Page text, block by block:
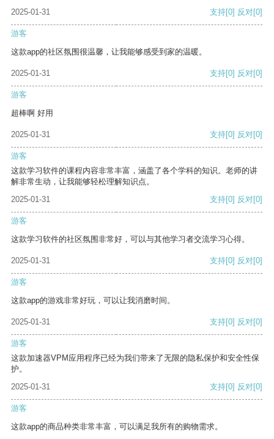
2025-01-31
支持[0] 反对[0]
游客
这款app的社区氛围很温馨，让我能够感受到家的温暖。
2025-01-31 支持[0] 反对[0]
游客
超棒啊 好用
2025-01-31 支持[0] 反对[0]
游客
这款学习软件的课程内容非常丰富，涵盖了各个学科的知识。老师的讲
解非常生动，让我能够轻松理解知识点。
2025-01-31
支持[0] 反对[0]
游客
这款学习软件的社区氛围非常好，可以与其他学习者交流学习心得。
2025-01-31 支持[0] 反对[0]
游客
这款app的游戏非常好玩，可以让我消磨时间。
2025-01-31 支持[0] 反对[0]
游客
这款加速器VPM应用程序已经为我们带来了无限的隐私保护和安全性保
护。
2025-01-31
支持[0] 反对[0]
游客
这款app的商品种类非常丰富，可以满足我所有的购物需求。